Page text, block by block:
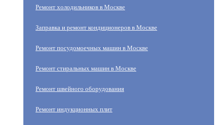
Ремонт холодильников в Москве
Заправка и ремонт кондиционеров в Москве
Ремонт посудомоечных машин в Москве
Ремонт стиральных машин в Москве
Ремонт швейного оборудования
Ремонт индукционных плит